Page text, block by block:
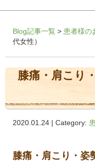
Blog記事一覧 > 患者様の
代女性）
膝痛・肩こり
2020.01.24 | Category:
膝痛・肩こり・姿